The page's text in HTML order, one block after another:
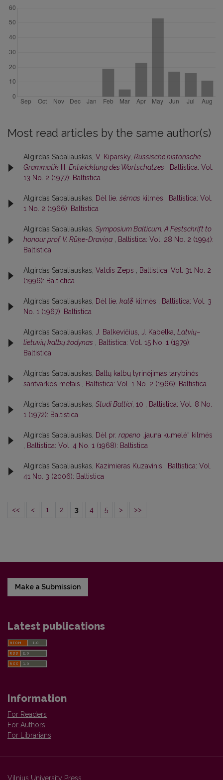
Most read articles by the same author(s)
Algirdas Sabaliauskas, V. Kiparsky, Russische historische
Grammatik III: Entwicklung des Wortschatzes , Baltistica: Vol.
13 No. 2 (1977): Baltistica
Algirdas Sabaliauskas, Dėl lie. šérnas kilmės , Baltistica: Vol.
1 No. 2 (1966): Baltistica
Algirdas Sabaliauskas, Symposium Balticum. A Festschrift to
honour prof. V. Rūķe-Draviņa , Baltistica: Vol. 28 No. 2 (1994):
Baltistica
Algirdas Sabaliauskas, Valdis Zeps , Baltistica: Vol. 31 No. 2
(1996): Baltictica
Algirdas Sabaliauskas, Dėl lie. kalė̃ kilmės , Baltistica: Vol. 3
No. 1 (1967): Baltistica
Algirdas Sabaliauskas, J. Balkevičius, J. Kabelka, Latvių–
lietuvių kalbų žodynas , Baltistica: Vol. 15 No. 1 (1979):
Baltistica
Algirdas Sabaliauskas, Baltų kalbų tyrinėjimas tarybinės
santvarkos metais , Baltistica: Vol. 1 No. 2 (1966): Baltistica
Algirdas Sabaliauskas, Studi Baltici, 10 , Baltistica: Vol. 8 No.
1 (1972): Baltistica
Algirdas Sabaliauskas, Dėl pr. rapeno „jauna kumelė“ kilmės
, Baltistica: Vol. 4 No. 1 (1968): Baltistica
Algirdas Sabaliauskas, Kazimieras Kuzavinis , Baltistica: Vol.
41 No. 3 (2006): Baltistica
<< < 1 2 3 4 5 > >>
Make a Submission
Latest publications
Information
For Readers
For Authors
For Librarians
Vilnius University Press